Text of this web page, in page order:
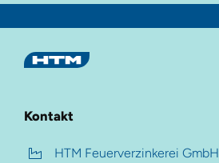
Kontakt
HTM Feuerverzinkerei GmbH
Auf dieser Seite